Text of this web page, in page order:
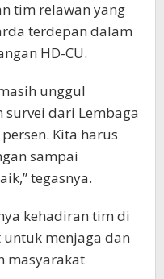
tim relawan yang
terdepan dalam
HD-CU.
unggul
dari Lembaga
Kita harus
sampai
tegasnya.
kehadiran tim di
menjaga dan
masyarakat